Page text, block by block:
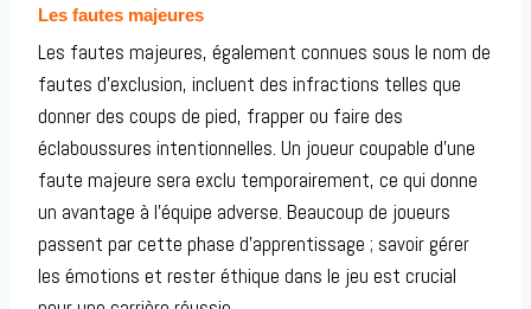
Les fautes majeures
Les fautes majeures, également connues sous le nom de
fautes d’exclusion, incluent des infractions telles que
donner des coups de pied, frapper ou faire des
éclaboussures intentionnelles. Un joueur coupable d’une
faute majeure sera exclu temporairement, ce qui donne
un avantage à l’équipe adverse. Beaucoup de joueurs
passent par cette phase d’apprentissage ; savoir gérer
les émotions et rester éthique dans le jeu est crucial